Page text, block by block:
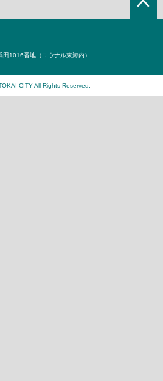
1016番地（ユウナル東海内）
CITY All Rights Reserved.